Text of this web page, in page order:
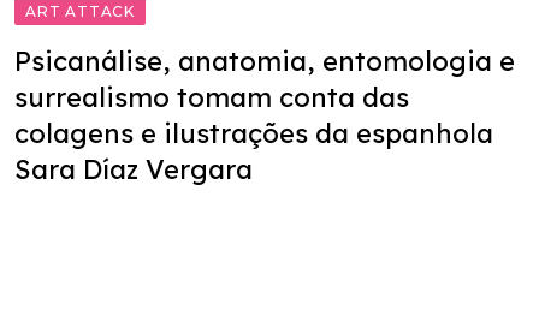
ART ATTACK
Psicanálise, anatomia, entomologia e
surrealismo tomam conta das
colagens e ilustrações da espanhola
Sara Díaz Vergara